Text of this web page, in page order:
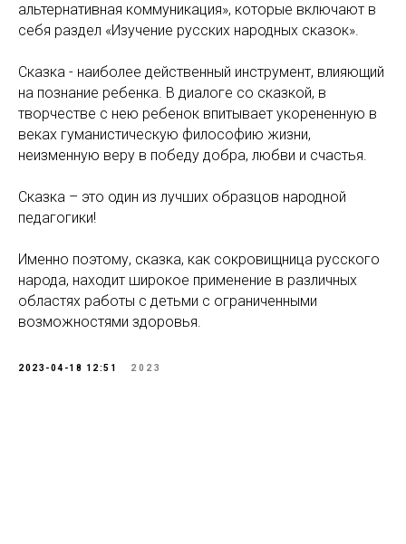
альтернативная коммуникация», которые включают в
себя раздел «Изучение русских народных сказок».
Сказка - наиболее действенный инструмент, влияющий
на познание ребенка. В диалоге со сказкой, в
творчестве с нею ребенок впитывает укорененную в
веках гуманистическую философию жизни,
неизменную веру в победу добра, любви и счастья.
Сказка – это один из лучших образцов народной
педагогики!
Именно поэтому, сказка, как сокровищница русского
народа, находит широкое применение в различных
областях работы с детьми с ограниченными
возможностями здоровья.
2023-04-18 12:51 2023